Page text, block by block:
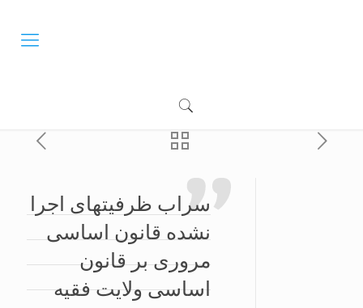
سراب ظرفیتهای اجرا
نشده قانون اساسی
مروری بر قانون
اساسی ولایت فقیه